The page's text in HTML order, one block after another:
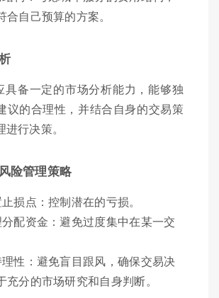
合自己预算的方案。
具备一定的市场分析能力，能够独
议的合理性，并结合自身的交易策
行决策。
险管理策略
损点：控制潜在的亏损。
配资金：避免过度集中在某一交
性：避免盲目跟风，确保交易决
充分的市场研究和自身判断。